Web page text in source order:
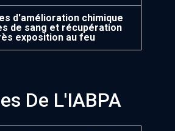
d'amélioration chimique
de sang et récupération
exposition au feu
De L'IABPA